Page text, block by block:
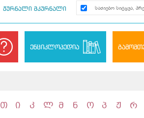
ჟურნალი მკურნალი
ენციკლოპედია
თ ი კ ლ მ ნ ო პ ჟ რ